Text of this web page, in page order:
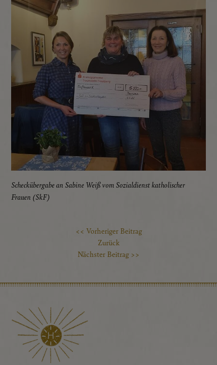
Scheckübergabe an Sabine Weiß vom Sozialdienst katholischer
Frauen (SkF)
<< Vorheriger Beitrag
Zurück
Nächster Beitrag >>